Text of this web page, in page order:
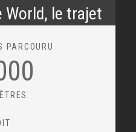
World, le trajet
PARCOURU